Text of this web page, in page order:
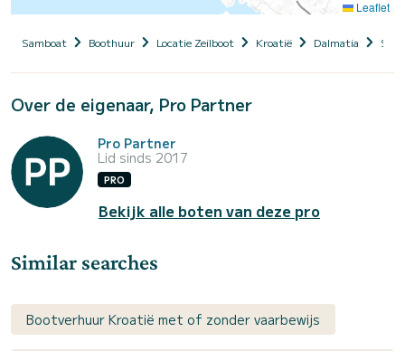
Leaflet
Samboat Boothuur Locatie Zeilboot Kroatië Dalmatia
Over de eigenaar, Pro Partner
Pro Partner
Lid sinds 2017
PRO
Bekijk alle boten van deze pro
Similar searches
Bootverhuur Kroatië met of zonder vaarbewijs